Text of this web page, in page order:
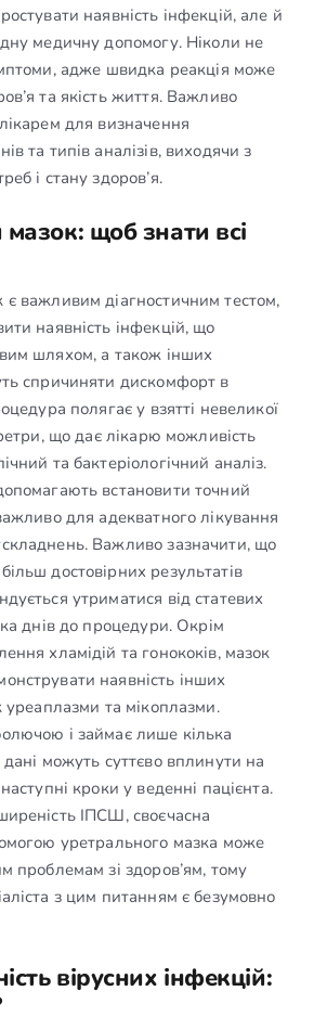
наявність інфекцій, але й
медичну допомогу. Ніколи не
адже швидка реакція може
та якість життя. Важливо
для визначення
та типів аналізів, виходячи з
і стану здоров’я.
щоб знати всі
важливим діагностичним тестом,
наявність інфекцій, що
шляхом, а також інших
спричиняти дискомфорт в
полягає у взятті невеликої
що дає лікарю можливість
та бактеріологічний аналіз.
встановити точний
для адекватного лікування
Важливо зазначити, що
достовірних результатів
утриматися від статевих
днів до процедури. Окрім
хламідій та гонококів, мазок
наявність інших
уреаплазми та мікоплазми.
і займає лише кілька
можуть суттєво вплинути на
кроки у веденні пацієнта.
ІПСШ, своєчасна
уретрального мазка може
проблемам зі здоров’ям, тому
з цим питанням є безумовно
вірусних інфекцій: